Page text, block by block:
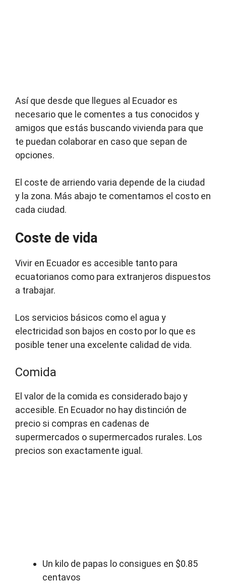
Así que desde que llegues al Ecuador es
necesario que le comentes a tus conocidos y
amigos que estás buscando vivienda para que
te puedan colaborar en caso que sepan de
opciones.
El coste de arriendo varia depende de la ciudad
y la zona. Más abajo te comentamos el costo en
cada ciudad.
Coste de vida
Vivir en Ecuador es accesible tanto para
ecuatorianos como para extranjeros dispuestos
a trabajar.
Los servicios básicos como el agua y
electricidad son bajos en costo por lo que es
posible tener una excelente calidad de vida.
Comida
El valor de la comida es considerado bajo y
accesible. En Ecuador no hay distinción de
precio si compras en cadenas de
supermercados o supermercados rurales. Los
precios son exactamente igual.
Un kilo de papas lo consigues en $0.85
centavos